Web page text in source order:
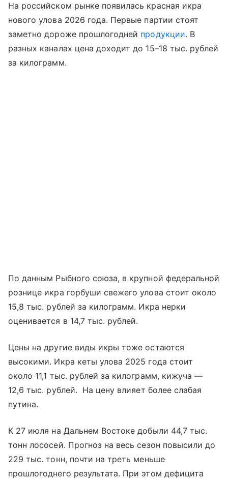
На российском рынке появилась красная икра
нового улова 2026 года. Первые партии стоят
заметно дороже прошлогодней продукции. В
разных каналах цена доходит до 15–18 тыс. рублей
за килограмм.
По данным Рыбного союза, в крупной федеральной
рознице икра горбуши свежего улова стоит около
15,8 тыс. рублей за килограмм. Икра нерки
оценивается в 14,7 тыс. рублей.
Цены на другие виды икры тоже остаются
высокими. Икра кеты улова 2025 года стоит
около 11,1 тыс. рублей за килограмм, кижуча —
12,6 тыс. рублей. На цену влияет более слабая
путина.
К 27 июля на Дальнем Востоке добыли 44,7 тыс.
тонн лососей. Прогноз на весь сезон повысили до
229 тыс. тонн, почти на треть меньше
прошлогоднего результата. При этом дефицита